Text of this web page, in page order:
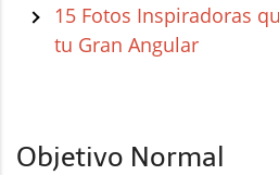
15 Fotos Inspiradoras
tu Gran Angular
Objetivo Normal